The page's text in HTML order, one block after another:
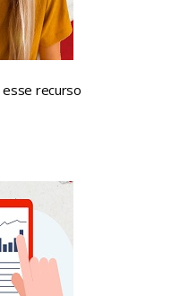
esse recurso